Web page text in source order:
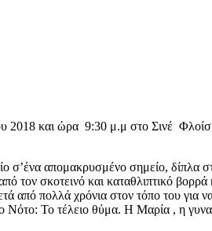
2018 και ώρα 9:30 μ.μ στο Σινέ
απομακρυσμένο σημείο, δίπλα
τον σκοτεινό και καταθλιπτικό
πολλά χρόνια στον τόπο του για να
Νότο: Το τέλειο θύμα. Η Μαρία , η